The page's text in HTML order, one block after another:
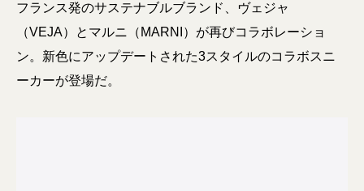
フランス発のサステナブルブランド、ヴェジャ
（VEJA）とマルニ（MARNI）が再びコラボレーショ
ン。新色にアップデートされた3スタイルのコラボスニ
ーカーが登場だ。